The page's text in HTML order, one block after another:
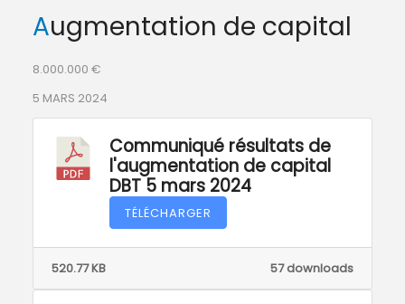
Augmentation de capital
8.000.000 €
5 MARS 2024
Communiqué résultats de
l'augmentation de capital
DBT 5 mars 2024
TÉLÉCHARGER
57 downloads
520.77 KB